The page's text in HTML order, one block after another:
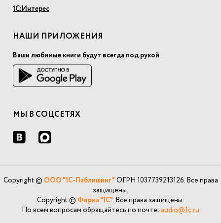
1С:Интерес
НАШИ ПРИЛОЖЕНИЯ
Ваши любимые книги будут всегда под рукой
МЫ В СОЦСЕТЯХ
Copyright © ООО "1С-Паблишинг" ОГРН 1037739213126. Все права
защищены.
Copyright © Фирма "1С". Все права защищены.
По всем вопросам обращайтесь по почте: audio@1c.ru